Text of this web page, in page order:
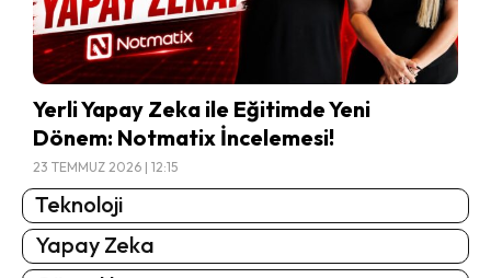
Yerli Yapay Zeka ile Eğitimde Yeni
Dönem: Notmatix İncelemesi!
23 TEMMUZ 2026 | 12:15
Teknoloji
Yapay Zeka